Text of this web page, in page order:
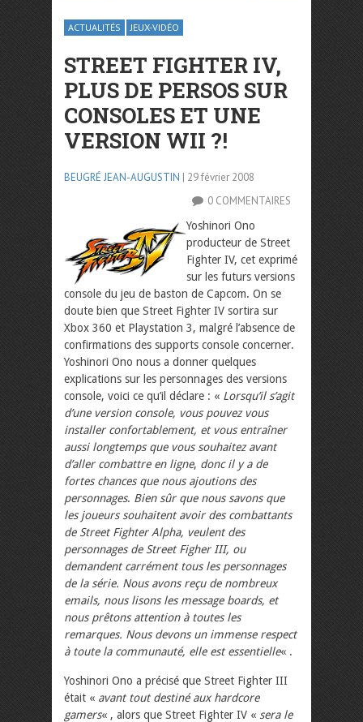
ACTUALITÉS JEUX-VIDÉO
STREET FIGHTER IV,
PLUS DE PERSOS SUR
CONSOLES ET UNE
VERSION WII ?!
BEUGRÉ JEAN-AUGUSTIN | 29 février 2008
0 COMMENTAIRES
Yoshinori Ono
producteur de Street
Fighter IV, cet exprimé
sur les futurs versions
console du jeu de baston de Capcom. On se
doute bien que Street Fighter IV sortira sur
Xbox 360 et Playstation 3, malgré l’absence de
confirmations des supports console concerner.
Yoshinori Ono nous a donner quelques
explications sur les personnages des versions
console, voici ce qu’il déclare : « Lorsqu’il s’agit
d’une version console, vous pouvez vous
installer confortablement, et vous entraîner
aussi longtemps que vous souhaitez avant
d’aller combattre en ligne, donc il y a de
fortes chances que nous ajoutions des
personnages. Bien sûr que nous savons que
les joueurs souhaitent avoir des combattants
de Street Fighter Alpha, veulent des
personnages de Street Figher III, ou
demandent carrément tous les personnages
de la série. Nous avons reçu de nombreux
emails, nous lisons les message boards, et
nous prêtons attention à toutes les
remarques. Nous devons un immense respect
à toute la communauté, elle est essentielle« .
Yoshinori Ono a précisé que Street Fighter III
était « avant tout destiné aux hardcore
gamers« , alors que Street Fighter IV « sera le